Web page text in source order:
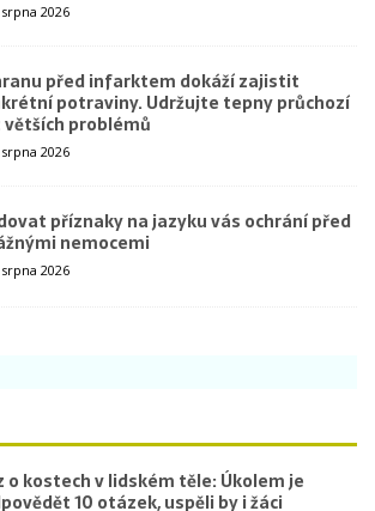
srpna 2026
před infarktem dokáží zajistit
potraviny. Udržujte tepny průchozí
větších problémů
srpna 2026
příznaky na jazyku vás ochrání před
nemocemi
srpna 2026
o kostech v lidském těle: Úkolem je
10 otázek, uspěli by i žáci